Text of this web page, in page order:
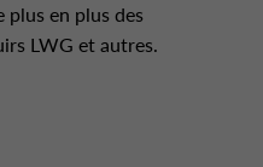
plus en plus des
LWG et autres.